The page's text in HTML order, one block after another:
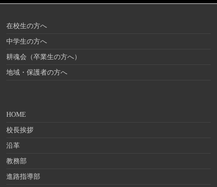
在校生の方へ
中学生の方へ
耕魂会（卒業生の方へ）
地域・保護者の方へ
HOME
校長挨拶
沿革
教務部
進路指導部